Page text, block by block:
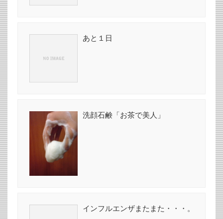
あと１日
洗顔石鹸「お茶で美人」
インフルエンザまたまた・・・。